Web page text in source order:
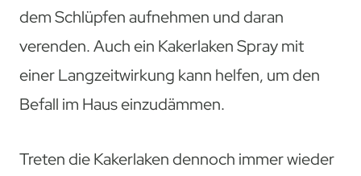
dem Schlüpfen aufnehmen und daran
verenden. Auch ein Kakerlaken Spray mit
einer Langzeitwirkung kann helfen, um den
Befall im Haus einzudämmen.
Treten die Kakerlaken dennoch immer wieder